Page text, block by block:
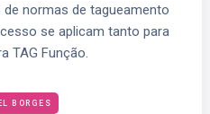
normas de tagueamento
se aplicam tanto para
TAG Função.
BORGES